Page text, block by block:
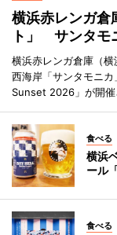
横浜赤レンガ倉
ト」 サンタモ
横浜赤レンガ倉庫（
西海岸「サンタモニ
Sunset 2026」が開催
食べる
横浜
ール
食べる